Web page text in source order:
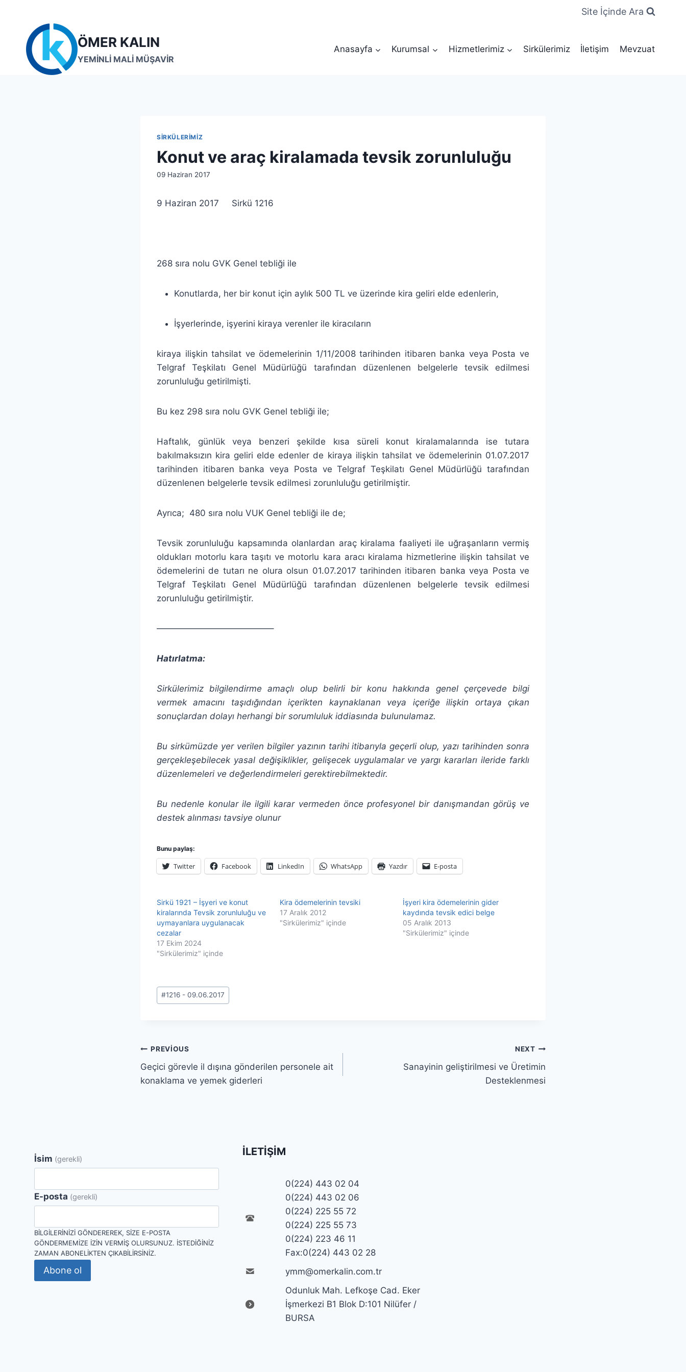
content
Site İçinde Ara
ÖMER KALIN
YEMİNLİ MALİ MÜŞAVİR
Anasayfa Kurumsal Hizmetlerimiz Sirkülerimiz İletişim Mevzuat
SIRKÜLERIMIZ
Konut ve araç kiralamada tevsik zorunluluğu
By
09 Haziran 2017
9 Haziran 2017 Sirkü 1216
268 sıra nolu GVK Genel tebliği ile
Konutlarda, her bir konut için aylık 500 TL ve üzerinde kira geliri elde edenlerin,
İşyerlerinde, işyerini kiraya verenler ile kiracıların
kiraya ilişkin tahsilat ve ödemelerinin 1/11/2008 tarihinden itibaren banka veya Posta ve
Telgraf Teşkilatı Genel Müdürlüğü tarafından düzenlenen belgelerle tevsik edilmesi
zorunluluğu getirilmişti.
Bu kez 298 sıra nolu GVK Genel tebliği ile;
Haftalık, günlük veya benzeri şekilde kısa süreli konut kiralamalarında ise tutara
bakılmaksızın kira geliri elde edenler de kiraya ilişkin tahsilat ve ödemelerinin 01.07.2017
tarihinden itibaren banka veya Posta ve Telgraf Teşkilatı Genel Müdürlüğü tarafından
düzenlenen belgelerle tevsik edilmesi zorunluluğu getirilmiştir.
Ayrıca; 480 sıra nolu VUK Genel tebliği ile de;
Tevsik zorunluluğu kapsamında olanlardan araç kiralama faaliyeti ile uğraşanların vermiş
oldukları motorlu kara taşıtı ve motorlu kara aracı kiralama hizmetlerine ilişkin tahsilat ve
ödemelerini de tutarı ne olura olsun 01.07.2017 tarihinden itibaren banka veya Posta ve
Telgraf Teşkilatı Genel Müdürlüğü tarafından düzenlenen belgelerle tevsik edilmesi
zorunluluğu getirilmiştir.
—————————————–
Hatırlatma:
Sirkülerimiz bilgilendirme amaçlı olup belirli bir konu hakkında genel çerçevede bilgi
vermek amacını taşıdığındaniçerikten
kaynaklanan veya içeriğe ilişkin ortaya çıkan
sonuçlardan dolayı herhangi bir sorumluluk iddiasında bulunulamaz.
Bu sirkümüzde yer verilen bilgiler yazının tarihi itibarıyla geçerli olup, yazı tarihinden sonra
gerçekleşebilecek yasal değişiklikler, gelişecek uygulamalar ve yargı kararları ileride farklı
düzenlemeleri ve değerlendirmeleri gerektirebilmektedir.
Bu nedenle konular ile ilgili karar vermeden önce profesyonel bir danışmandan görüş ve
destek alınması tavsiye olunur
Bunu paylaş:
Twitter Facebook LinkedIn WhatsApp Yazdır E-posta
Sirkü 1921 – İşyeri ve konut
kiralarında Tevsik zorunluluğu ve
uymayanlara uygulanacak
cezalar
17 Ekim 2024
"Sirkülerimiz" içinde
Kira ödemelerinin tevsiki
17 Aralık 2012
"Sirkülerimiz" içinde
İşyeri kira ödemelerinin gider
kaydında tevsik edici belge
05 Aralık 2013
"Sirkülerimiz" içinde
Post
Tags:
#1216 - 09.06.2017
Yazı
gezinmesi
PREVIOUS
Geçici görevle il dışına gönderilen personele ait
konaklama ve yemek giderleri
NEXT
Sanayinin geliştirilmesi ve Üretimin
Desteklenmesi
İsim (gerekli)
E-posta (gerekli)
BILGILERINIZI GÖNDEREREK, SIZE E-POSTA
GÖNDERMEMIZE IZIN VERMIŞ OLURSUNUZ. İSTEDIĞINIZ
ZAMAN ABONELIKTEN ÇIKABILIRSINIZ.
Abone ol
İLETIŞIM
0(224) 443 02 04
0(224) 443 02 06
0(224) 225 55 72
0(224) 225 55 73
0(224) 223 46 11
Fax:0(224) 443 02 28
ymm@omerkalin.com.tr
Odunluk Mah. Lefkoşe Cad. Eker
İşmerkezi B1 Blok D:101 Nilüfer /
BURSA